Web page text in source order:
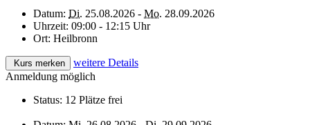
Datum: Di. 25.08.2026 - Mo. 28.09.2026
Uhrzeit: 09:00 - 12:15 Uhr
Ort: Heilbronn
Kurs merken
weitere Details
Anmeldung möglich
Status: 12 Plätze frei